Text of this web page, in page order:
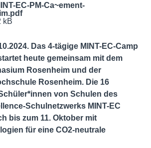
EC-PM-Ca~ement-
kB
Das 4-tägige MINT-EC-Camp
heute gemeinsam mit dem
Rosenheim und der
Rosenheim. Die 16
von Schulen des
Schulnetzwerks MINT-EC
bis zum 11. Oktober mit
für eine CO2-neutrale